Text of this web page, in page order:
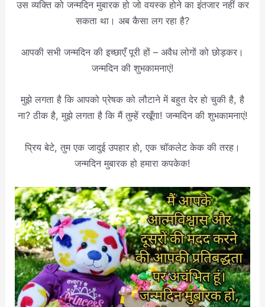
उस व्यक्ति को जन्मदिन मुबारक हो जो वयस्क होने का इंतजार नहीं कर
सकता था। अब कैसा लग रहा है?
आपकी सभी जन्मदिन की इच्छाएँ पूरी हों – अवैध लोगों को छोड़कर।
जन्मदिन की शुभकामनाएं!
मुझे लगता है कि आपको प्रेषक को लौटाने में बहुत देर हो चुकी है, है
ना? ठीक है, मुझे लगता है कि मैं तुम्हें रखूँगा! जन्मदिन की शुभकामनाएं!
प्रिय बेटे, तुम एक जादुई उपहार हो, एक चॉकलेट केक की तरह।
जन्मदिन मुबारक हो हमारा कपकेक!